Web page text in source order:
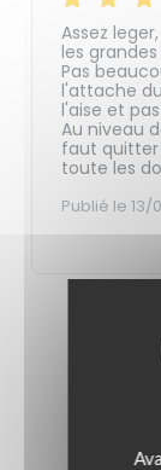
Assez
les
Pas
l'attache
l'aise et
Au niveau
faut quitter
toute les
Publié le 13/